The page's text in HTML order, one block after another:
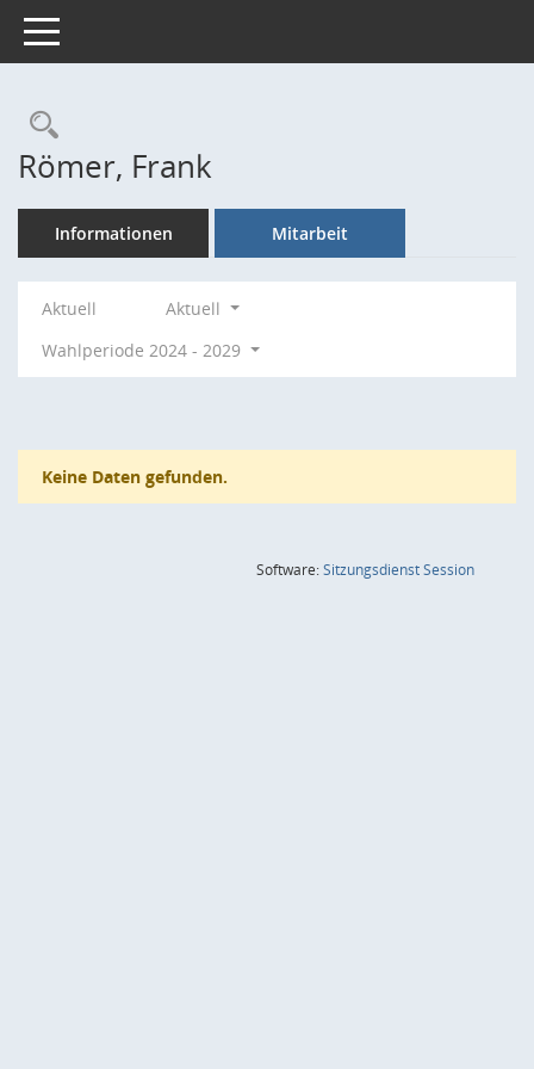
Toggle navigation
Rechercheauswahl
Römer, Frank
Informationen Mitarbeit
Aktuell
Aktuell
Wahlperiode 2024 - 2029
Keine Daten gefunden.
Software:SitzungsdienstSession(Wird in